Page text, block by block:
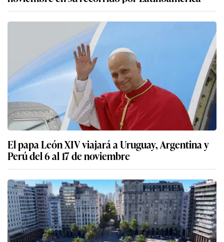
El papa León XIV viajará a Uruguay, Argentina y
Perú del 6 al 17 de noviembre